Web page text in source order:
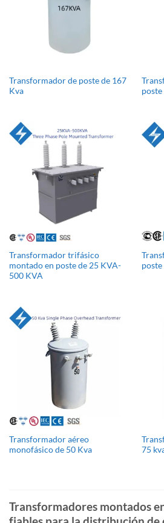
Transformador de poste de 167
Kva
poste
Transformador trifásico
montado en poste de 25 KVA-
500 KVA
poste
Transformador aéreo
monofásico de 50 Kva
75
Transformadores montados